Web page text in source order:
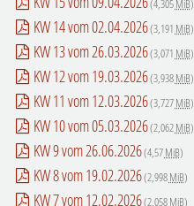
(4,305MiB)
KW 14 vom 02.04.2026(3,191 MiB)
KW 13 vom 26.03.2026(3,071 MiB)
KW 12 vom 19.03.2026(3,938MiB)
KW 11 vom 12.03.2026(3,727MiB)
KW 10 vom 05.03.2026(2,062MiB)
KW 9 vom 26.06.2026(4,57MiB)
KW 8 vom 19.02.2026(2,998MiB)
KW 7 vom 12.02.2026(2,058MiB)